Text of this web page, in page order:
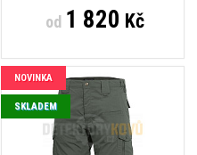
od1 820 Kč
NOVINKA
SKLADEM